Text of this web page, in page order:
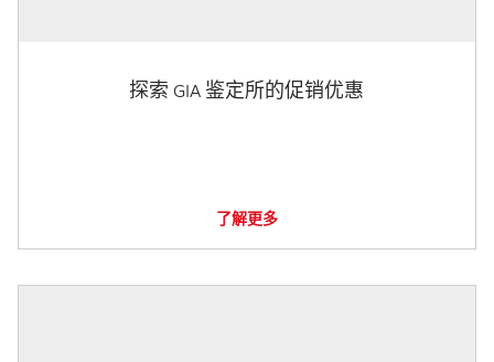
探索 GIA 鉴定所的促销优惠
了解更多